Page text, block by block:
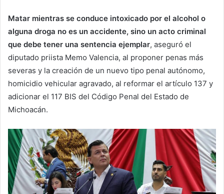
Matar mientras se conduce intoxicado por el alcohol o
alguna droga no es un accidente, sino un acto criminal
que debe tener una sentencia ejemplar, aseguró el
diputado priista Memo Valencia, al proponer penas más
severas y la creación de un nuevo tipo penal autónomo,
homicidio vehicular agravado, al reformar el artículo 137 y
adicionar el 117 BIS del Código Penal del Estado de
Michoacán.